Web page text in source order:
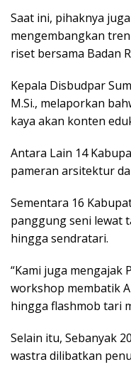
Saat ini, pihaknya
mengembangkan
riset bersama Badan
Kepala Disbudpar
M.Si., melaporkan
kaya akan konten
Antara Lain 14
pameran arsitektur
Sementara 16
panggung seni lewat
hingga sendratari.
“Kami juga
workshop membatik
hingga flashmob tari
Selain itu, Sebanyak
wastra dilibatkan